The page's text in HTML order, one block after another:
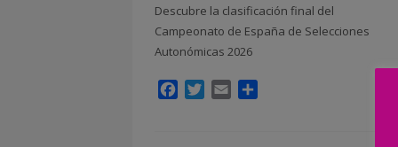
Descubre la clasificación final del
Campeonato de España de Selecciones
Autonómicas 2026
FacebookTwitter
Email